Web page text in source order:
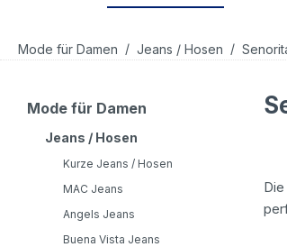
Mode für Damen / Jeans / Hosen /
Mode für Damen
Jeans / Hosen
Kurze Jeans / Hosen
MAC Jeans
Angels Jeans
Buena Vista Jeans